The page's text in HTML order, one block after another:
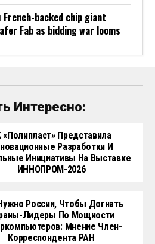
French-backed chip giant
Fab as bidding war looms
Интересно:
«Полипласт» Представила
Разработки И
Инициативы На Выставке
ИННОПРОМ-2026
России, Чтобы Догнать
Лидеры По Мощности
Мнение Член-
Корреспондента РАН